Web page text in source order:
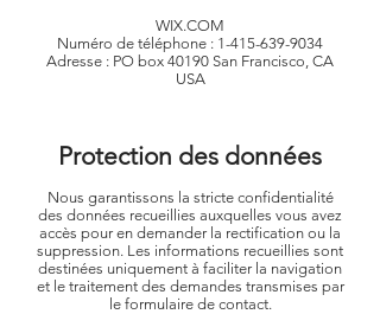
WIX.COM
Numéro de téléphone : 1-415-639-9034
Adresse : PO box 40190 San Francisco, CA
USA
Protection des données
Nous garantissons la stricte confidentialité
des données recueillies auxquelles vous avez
accès pour en demander la rectification ou la
suppression. Les informations recueillies sont
destinées uniquement à faciliter la navigation
et le traitement des demandes transmises par
le formulaire de contact.